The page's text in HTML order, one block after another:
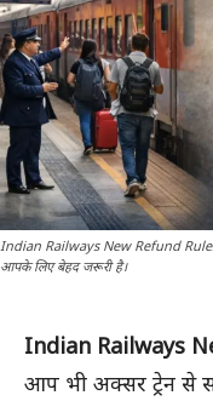
Indian Railways New Refund
आपके लिए बेहद जरूरी है।
Indian Railways
आप भी अक्सर ट्रेन से